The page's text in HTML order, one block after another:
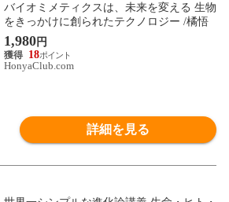
バイオミメティクスは、未来を変える 生物
をきっかけに創られたテクノロジー /橘悟
1,980円
18
HonyaClub.com
詳細を見る